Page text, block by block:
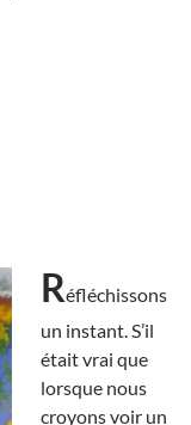
Réfléchissons
un instant. S’il
était vrai que
lorsque nous
croyons voir un